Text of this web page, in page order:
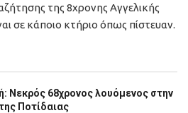
της 8χρονης Αγγελικής
σε κάποιο κτήριο όπως πίστευαν.
Νεκρός 68χρονος λουόμενος στην
Ποτίδαιας